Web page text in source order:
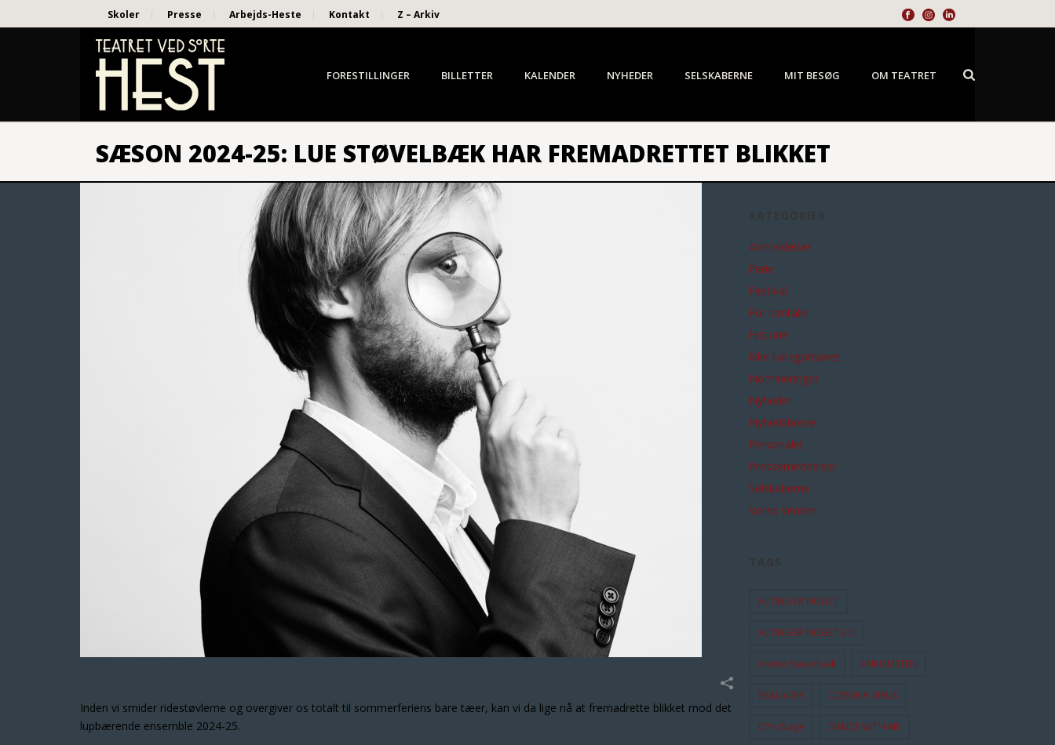
Skoler Presse Arbejds-Heste Kontakt Z – Arkiv
FORESTILLINGER BILLETTER KALENDER NYHEDER SELSKABERNE MIT BESØG OM TEATRET
SÆSON 2024-25: LUE STØVELBÆK HAR FREMADRETTET BLIKKET
Inden vi smider ridestøvlerne og overgiver os totalt til sommerferiens bare tæer, kan vi da lige nå at fremadrette blikket mod det
lupbærende ensemble 2024-25.
Anmeldelser
Ferie
Festival
For-omtaler
Historie
Ikke kategoriseret
Nomineringer
Nyheder
Nyhedsbreve
Personalet
Pressemeddelser
Selskaberne
Vores Venner
ALTING ER NOGET
ALTING ER NOGET 2.0
Anette Støvelbæk ANKOMSTEN
BEAUVOIR CORONA-VIRUS
CPH Stage DANCE WITH ME